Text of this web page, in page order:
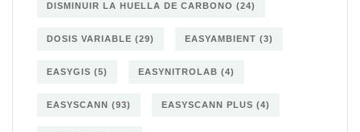
DISMINUIR LA HUELLA DE CARBONO (24)
DOSIS VARIABLE (29) EASYAMBIENT (3)
EASYGIS (5) EASYNITROLAB (4)
EASYSCANN (93) EASYSCANN PLUS (4)